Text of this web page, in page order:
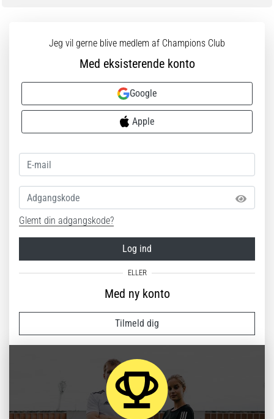
Jeg vil gerne blive medlem af Champions Club
Med eksisterende konto
Google
Apple
Adgangskode
Glemt din adgangskode?
Log ind
Med ny konto
Tilmeld dig